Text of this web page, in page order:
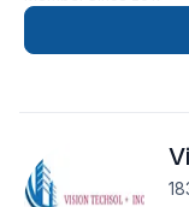
écoute. Service